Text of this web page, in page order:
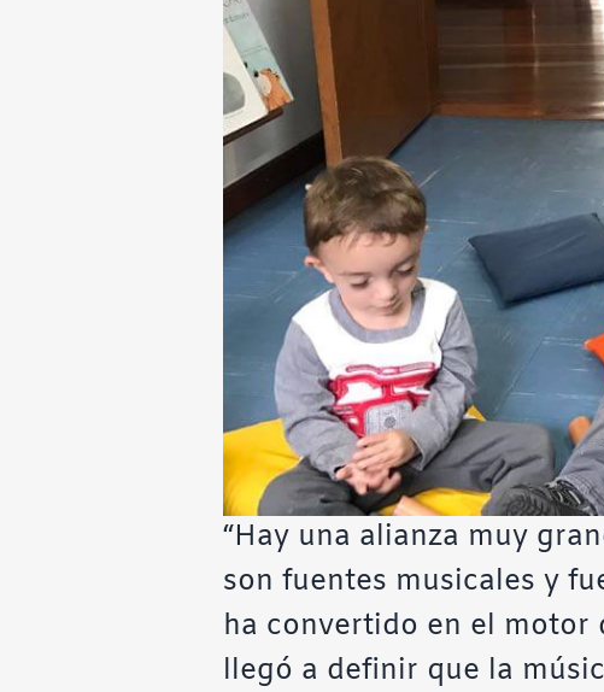
“Hay una alianza muy
son fuentes musicales y
ha convertido en el motor
llegó a definir que la